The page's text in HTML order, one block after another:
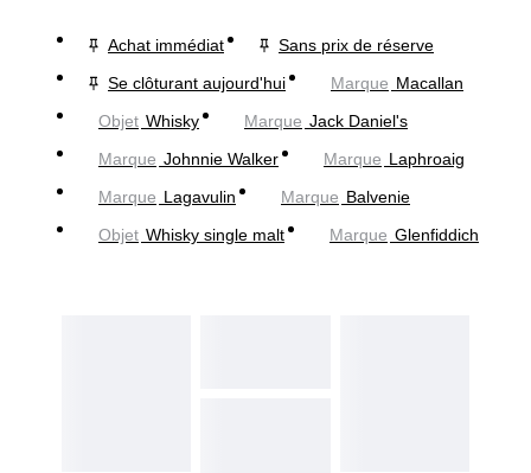
Achat immédiat
Sans prix de réserve
Se clôturant aujourd'hui
Marque Macallan
Objet Whisky Marque Jack Daniel's
Marque Johnnie Walker Marque Laphroaig
Marque Lagavulin Marque Balvenie
Objet Whisky single malt Marque Glenfiddich